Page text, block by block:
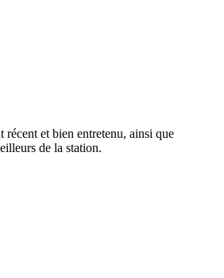
et bien entretenu, ainsi que
de la station.